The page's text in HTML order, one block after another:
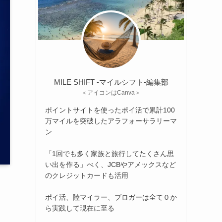
MILE SHIFT -マイルシフト‐編集部
＜アイコンはCanva＞
ポイントサイトを使ったポイ活で累計100
万マイルを突破したアラフォーサラリーマ
ン
「1回でも多く家族と旅行してたくさん思
い出を作る」べく、JCBやアメックスなど
のクレジットカードも活用
ポイ活、陸マイラー、ブロガーは全て０か
ら実践して現在に至る